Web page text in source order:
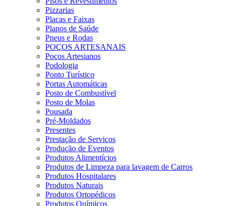
Pizzarias
Placas e Faixas
Planos de Saúde
Pneus e Rodas
POÇOS ARTESANAIS
Poços Artesianos
Podologia
Ponto Turístico
Portas Automáticas
Posto de Combustível
Posto de Molas
Pousada
Pré-Moldados
Presentes
Prestação de Serviços
Produção de Eventos
Produtos Alimentícios
Produtos de Limpeza para lavagem de Carros
Produtos Hospitalares
Produtos Naturais
Produtos Ortopédicos
Produtos Químicos